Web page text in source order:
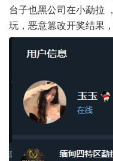
台子也黑公司在小勐拉
玩，恶意篡改开奖结果